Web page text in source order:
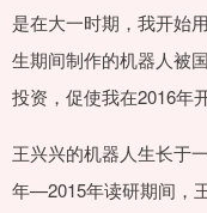
是在大一时期，我开始
生期间制作的机器人被
投资，促使我在2016年
王兴兴的机器人生长于
年—2015年读研期间，